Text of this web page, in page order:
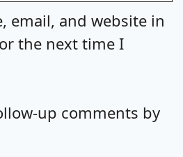
email, and website in
the next time I
up comments by